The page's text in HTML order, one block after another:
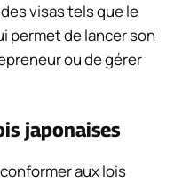
visas tels que le
permet de lancer son
ou de gérer
japonaises
aux lois